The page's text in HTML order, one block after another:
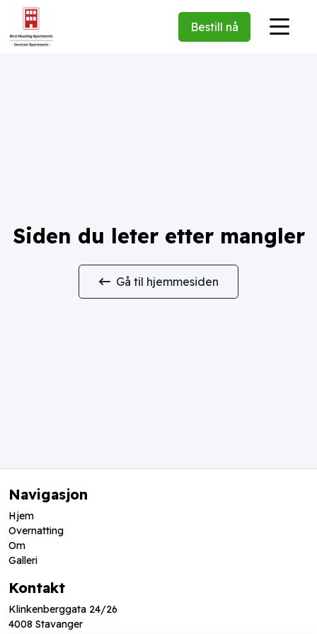
Bestill nå
Siden du leter etter mangler
Gå til hjemmesiden
Navigasjon
Hjem
Overnatting
Om
Galleri
Kontakt
Klinkenberggata 24/26
4008 Stavanger